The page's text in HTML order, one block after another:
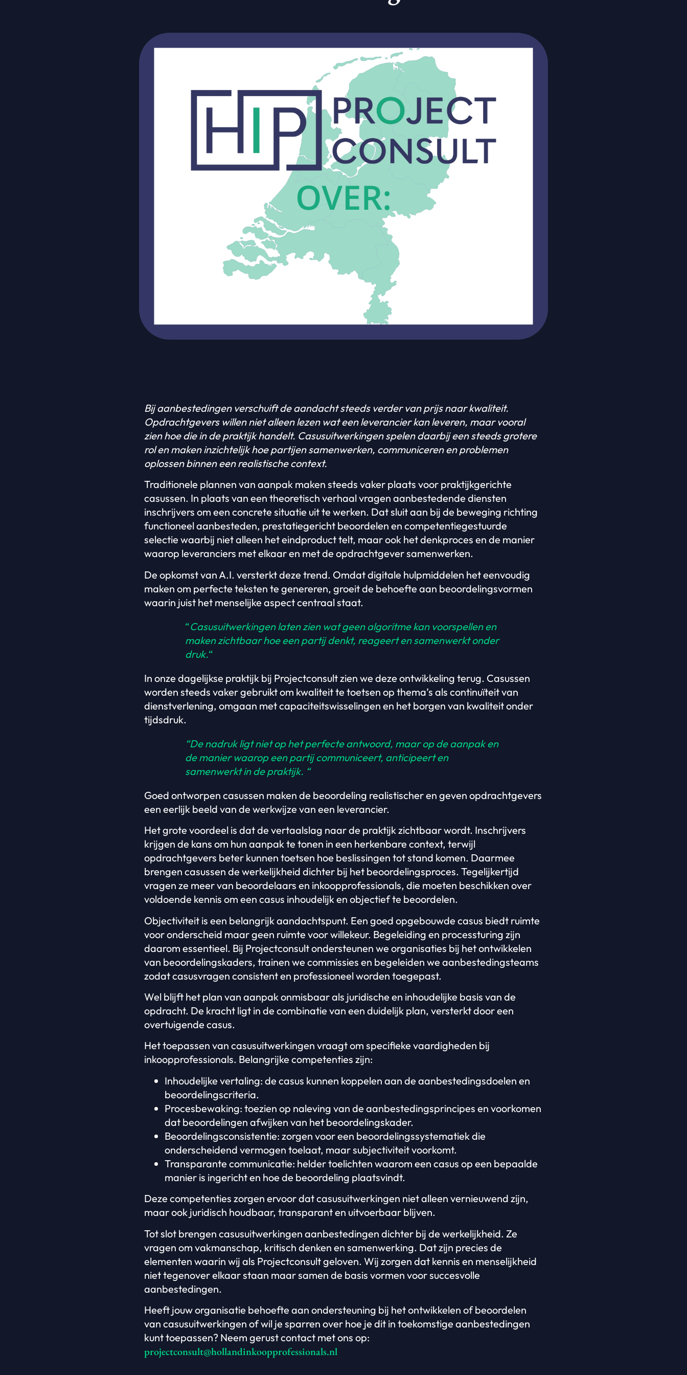
Bij aanbestedingen verschuift de aandacht steeds verder van prijs naar kwaliteit.
Opdrachtgevers willen niet alleen lezen wat een leverancier kan leveren, maar vooral
zien hoe die in de praktijk handelt. Casusuitwerkingen spelen daarbij een steeds grotere
rol en maken inzichtelijk hoe partijen samenwerken, communiceren en problemen
oplossen binnen een realistische context.
Traditionele plannen van aanpak maken steeds vaker plaats voor praktijkgerichte
casussen. In plaats van een theoretisch verhaal vragen aanbestedende diensten
inschrijvers om een concrete situatie uit te werken. Dat sluit aan bij de beweging richting
functioneel aanbesteden, prestatiegericht beoordelen en competentiegestuurde
selectie waarbij niet alleen het eindproduct telt, maar ook het denkproces en de manier
waarop leveranciers met elkaar en met de opdrachtgever samenwerken.
De opkomst van A.I. versterkt deze trend. Omdat digitale hulpmiddelen het eenvoudig
maken om perfecte teksten te genereren, groeit de behoefte aan beoordelingsvormen
waarin juist het menselijke aspect centraal staat.
“Casusuitwerkingen laten zien wat geen algoritme kan voorspellen en
maken zichtbaar hoe een partij denkt, reageert en samenwerkt onder
druk.“
In onze dagelijkse praktijk bij Projectconsult zien we deze ontwikkeling terug. Casussen
worden steeds vaker gebruikt om kwaliteit te toetsen op thema’s als continuïteit van
dienstverlening, omgaan met capaciteitswisselingen en het borgen van kwaliteit onder
tijdsdruk.
“De nadruk ligt niet op het perfecte antwoord, maar op de aanpak en
de manier waarop een partij communiceert, anticipeert en
samenwerkt in de praktijk. “
Goed ontworpen casussen maken de beoordeling realistischer en geven opdrachtgevers
een eerlijk beeld van de werkwijze van een leverancier.
Het grote voordeel is dat de vertaalslag naar de praktijk zichtbaar wordt. Inschrijvers
krijgen de kans om hun aanpak te tonen in een herkenbare context, terwijl
opdrachtgevers beter kunnen toetsen hoe beslissingen tot stand komen. Daarmee
brengen casussen de werkelijkheid dichter bij het beoordelingsproces. Tegelijkertijd
vragen ze meer van beoordelaars en inkoopprofessionals, die moeten beschikken over
voldoende kennis om een casus inhoudelijk en objectief te beoordelen.
Objectiviteit is een belangrijk aandachtspunt. Een goed opgebouwde casus biedt ruimte
voor onderscheid maar geen ruimte voor willekeur. Begeleiding en processturing zijn
daarom essentieel. Bij Projectconsult ondersteunen we organisaties bij het ontwikkelen
van beoordelingskaders, trainen we commissies en begeleiden we aanbestedingsteams
zodat casusvragen consistent en professioneel worden toegepast.
Wel blijft het plan van aanpak onmisbaar als juridische en inhoudelijke basis van de
opdracht. De kracht ligt in de combinatie van een duidelijk plan, versterkt door een
overtuigende casus.
Het toepassen van casusuitwerkingen vraagt om specifieke vaardigheden bij
inkoopprofessionals. Belangrijke competenties zijn:
Inhoudelijke vertaling: de casus kunnen koppelen aan de aanbestedingsdoelen en
beoordelingscriteria.
Procesbewaking: toezien op naleving van de aanbestedingsprincipes en voorkomen
dat beoordelingen afwijken van het beoordelingskader.
Beoordelingsconsistentie: zorgen voor een beoordelingssystematiek die
onderscheidend vermogen toelaat, maar subjectiviteit voorkomt.
Transparante communicatie: helder toelichten waarom een casus op een bepaalde
manier is ingericht en hoe de beoordeling plaatsvindt.
Deze competenties zorgen ervoor dat casusuitwerkingen niet alleen vernieuwend zijn,
maar ook juridisch houdbaar, transparant en uitvoerbaar blijven.
Tot slot brengen casusuitwerkingen aanbestedingen dichter bij de werkelijkheid. Ze
vragen om vakmanschap, kritisch denken en samenwerking. Dat zijn precies de
elementen waarin wij als Projectconsult geloven. Wij zorgen dat kennis en menselijkheid
niet tegenover elkaar staan maar samen de basis vormen voor succesvolle
aanbestedingen.
Heeft jouw organisatie behoefte aan ondersteuning bij het ontwikkelen of beoordelen
van casusuitwerkingen of wil je sparren over hoe je dit in toekomstige aanbestedingen
kunt toepassen? Neem gerust contact met ons op:
projectconsult@hollandinkoopprofessionals.nl